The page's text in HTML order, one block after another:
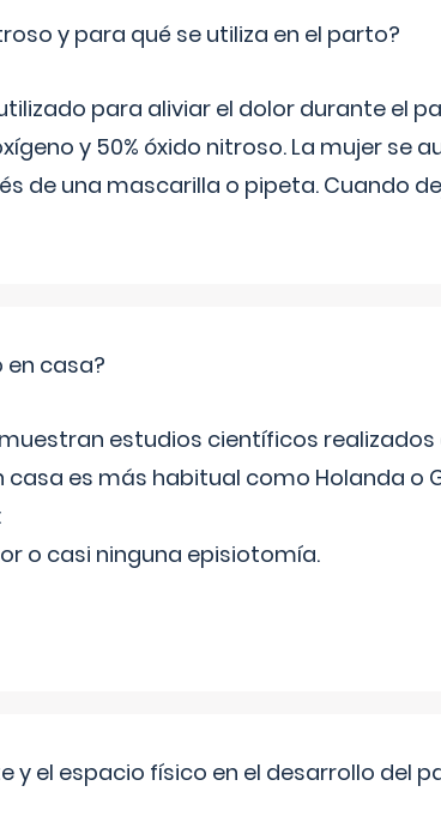
y para qué se utiliza en el parto?
para aliviar el dolor durante el
y 50% óxido nitroso. La mujer se
de una mascarilla o pipeta. Cuando
en casa?
estudios científicos
casa es más habitual como Holanda o
o casi ninguna episiotomía.
y el espacio físico en el desarrollo del